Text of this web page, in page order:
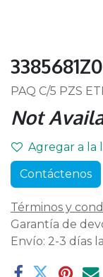
PAQ C/5 PZS
Not
Agregar a la
Contáctenos
Términos y
Garantía de
Envío: 2-3 días